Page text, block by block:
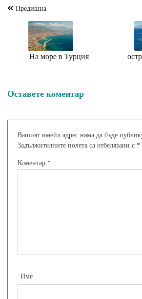
Навигация
Предишна
На море в Турция
Оставете коментар
Вашият имейл адрес няма да бъде
Задължителните полета са отбелязани с *
Коментар *
Име